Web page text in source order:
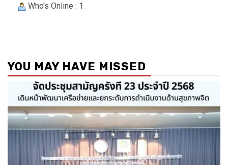
Who's Online : 1
YOU MAY HAVE MISSED